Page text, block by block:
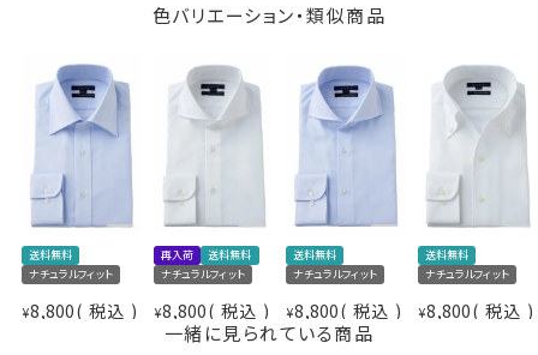
●イージーケア加工付き
綿100％の高番手(細い糸)を用している素材の特性上、
洗濯後にしわが残るのは致し方ありません。
しかしながら、この生地には綿特有のソフト感や素材感
をいかした上でイージーケア加工を施してあるのでアイ
ロンがけが非常に楽！
アイロンが滑るようにかかり、シワを伸ばしやすくなりま
す。
さらに綿特有のソフト感や素材感をよりアップさせたうえ
で、イージーケアの機能を高めるべく、液体アンモニア処
仕様表
素材
綿100％（120番手双糸）
プレミアムコットン＝スーピマ綿
イージーケア
ロイヤルオックスフォード
色バリエーション・類似商品
送料無料
ナチュラルフィット
¥8,800 税込
再入荷
送料無料
ナチュラルフィット
¥8,800 税込
送料無料
ナチュラルフィット
¥8,800 税込
送料無料
ナチュラルフィット
¥8,800 税込
一緒に見られている商品